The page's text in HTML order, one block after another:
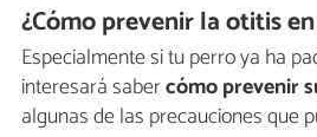
¿Cómo prevenir la otitis
Especialmente si tu perro ya ha
interesará sabercómo prevenir
algunas de las precauciones que